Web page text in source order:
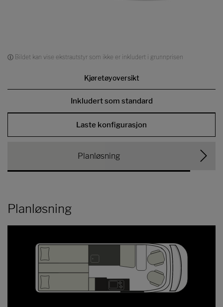
Bildet kan vise ekstrautstyr som ikke er inkludert i grunnprisen
Kjøretøyoversikt
Inkludert som standard
Laste konfigurasjon
Planløsning
Planløsning